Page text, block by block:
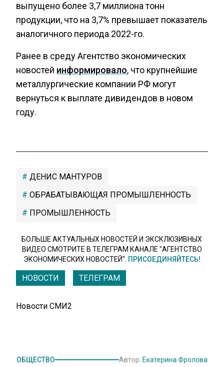
выпущено более 3,7 миллиона тонн
продукции, что на 3,7% превышает показатель
аналогичного периода 2022-го.
Ранее в среду Агентство экономических
новостей информировало, что крупнейшие
металлургические компании РФ могут
вернуться к выплате дивидендов в новом
году.
ДЕНИС МАНТУРОВ
ОБРАБАТЫВАЮЩАЯ ПРОМЫШЛЕННОСТЬ
ПРОМЫШЛЕННОСТЬ
БОЛЬШЕ АКТУАЛЬНЫХ НОВОСТЕЙ И ЭКСКЛЮЗИВНЫХ
ВИДЕО СМОТРИТЕ В ТЕЛЕГРАМ КАНАЛЕ "АГЕНТСТВО
ЭКОНОМИЧЕСКИХ НОВОСТЕЙ". ПРИСОЕДИНЯЙТЕСЬ!
НОВОСТИ ТЕЛЕГРАМ
Новости СМИ2
ОБЩЕСТВО Автор: Екатерина Фролова